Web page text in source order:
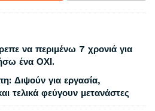
να περιμένω 7 χρονιά για
ένα ΟΧΙ.
Διψούν για εργασία,
τελικά φεύγουν μετανάστες